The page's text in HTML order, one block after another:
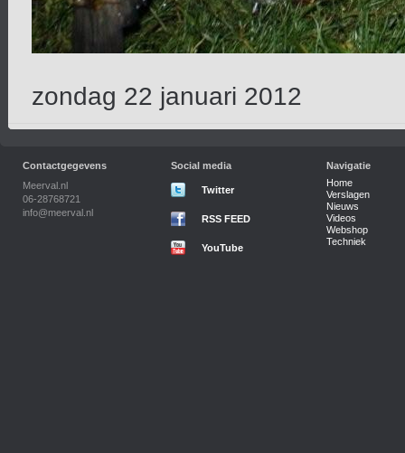
zondag 22 januari 2012
Contactgegevens
Meerval.nl
06-28768721
info@meerval.nl
Social media
Twitter
RSS FEED
YouTube
Navigatie
Home
Verslagen
Nieuws
Videos
Webshop
Techniek